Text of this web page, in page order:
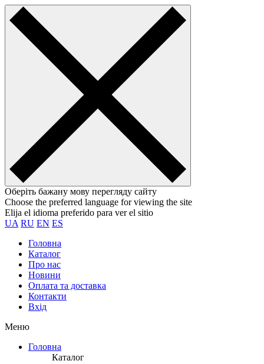
Оберіть бажану мову перегляду сайту
Choose the preferred language for viewing the site
Elija el idioma preferido para ver el sitio
UA RU EN ES
Головна
Каталог
Про нас
Новини
Оплата та доставка
Контакти
Вхiд
Меню
Головна
Каталог